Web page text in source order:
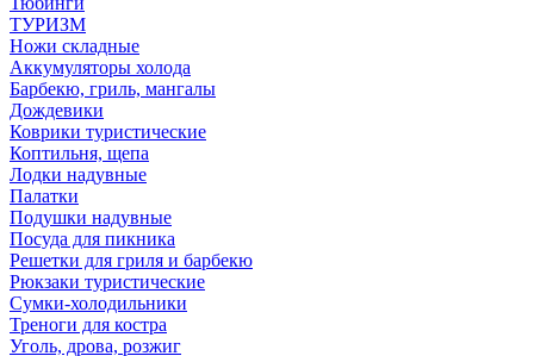
ТУРИЗМ
Ножи складные
Аккумуляторы холода
Барбекю, гриль, мангалы
Дождевики
Коврики туристические
Коптильня, щепа
Лодки надувные
Палатки
Подушки надувные
Посуда для пикника
Решетки для гриля и барбекю
Рюкзаки туристические
Сумки-холодильники
Треноги для костра
Уголь, дрова, розжиг